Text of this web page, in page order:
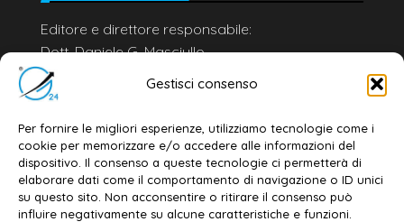
Gestisci consenso
Per fornire le migliori esperienze, utilizziamo tecnologie come i
cookie per memorizzare e/o accedere alle informazioni del
dispositivo. Il consenso a queste tecnologie ci permetterà di
elaborare dati come il comportamento di navigazione o ID unici
su questo sito. Non acconsentire o ritirare il consenso può
influire negativamente su alcune caratteristiche e funzioni.
Editore e direttore responsabile:
Dott. Daniele G. Masciullo
Email:
redazione@galatina24.it
Privacy policy–Cookie policy
© 2020-2026 | Galatina24 ®